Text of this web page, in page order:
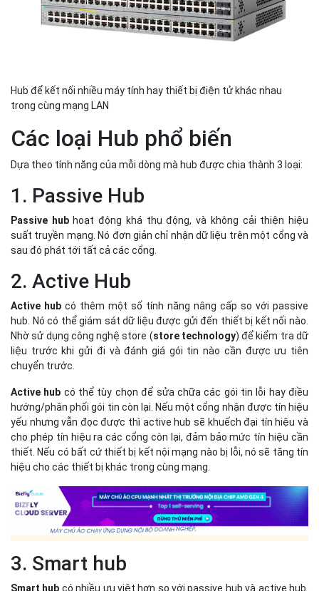
Hub để kết nối nhiều máy tính hay thiết bị điện tử khác nhau
trong cùng mạng LAN
Các loại Hub phổ biến
Dựa theo tính năng của mỗi dòng mà hub được chia thành 3 loại:
1. Passive Hub
Passive hubhoạt động khá thụ động, và không cải thiện hiệu
suất truyền mạng. Nó đơn giản chỉ nhận dữ liệu trên một cổng và
sau đó phát tới tất cả các cổng.
2. Active Hub
Active hub có thêm một số tính năng nâng cấp so với passive
hub. Nó có thể giám sát dữ liệu được gửi đến thiết bị kết nối nào.
Nhờ sử dụng công nghệ store (store technology) để kiểm tra dữ
liệu trước khi gửi đi và đánh giá gói tin nào cần được ưu tiên
chuyển trước.
Active hub có thể tùy chọn để sửa chữa các gói tin lỗi hay điều
hướng/phân phối gói tin còn lại. Nếu một cổng nhận được tín hiệu
yếu nhưng vẫn đọc được thì active hub sẽ khuếch đại tín hiệu và
cho phép tín hiệu ra các cổng còn lại, đảm bảo mức tín hiệu cần
thiết. Nếu có bất cứ thiết bị kết nội mạng nào bị lỗi, nó sẽ tăng tín
hiệu cho các thiết bị khác trong cùng mạng.
3. Smart hub
Smart hub có nhiều ưu việt hơn so với passive hub và active hub.